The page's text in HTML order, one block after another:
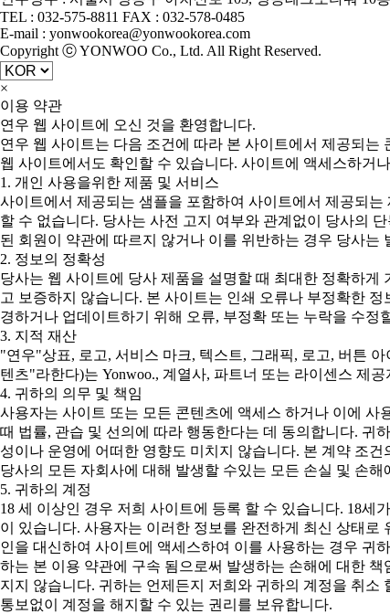
TEL : 032-575-8811 FAX : 032-578-0485
E-mail : yonwookorea@yonwookorea.com
Copyright ⓒ YONWOO Co., Ltd. All Right Reserved.
×
이용 약관
연우 웹 사이트에 오신 것을 환영합니다.
연우 웹 사이트는 다음 조건에 따라 본 사이트에서 제공되
웹 사이트에서도 확인할 수 있습니다. 사이트에 액세스하거
1. 개인 사용을위한 제품 및 서비스
사이트에서 제공되는 샘플을 포함하여 사이트에서 제공되
할 수 없습니다. 당사는 사전 고지 여부와 관계없이 당사의
된 회원이 약관에 따르지 않거나 이를 위반하는 경우 당사는
2. 정보의 정확성
당사는 웹 사이트에 당사 제품을 설명할 때 최대한 정확하
고 보증하지 않습니다. 본 사이트는 인쇄 오류나 부정확한
경하거나 업데이트하기 위해 오류, 부정확 또는 누락을 수정
3. 지적 재산
"연우"상표, 로고, 서비스 마크, 텍스트, 그래픽, 로고, 버튼
텐츠"라한다)는 Yonwoo., 계열사, 파트너 또는 라이센스 제
4. 귀하의 의무 및 책임
사용자는 사이트 또는 모든 콘텐츠에 액세스 하거나 이에
때 법률, 관습 및 선의에 따라 행동한다는 데 동의합니다. 귀
성이나 운영에 어떠한 영향도 미치지 않습니다. 본 계약 조
당사의 모든 자회사에 대해 발생할 수있는 모든 손실 및 손해
5. 귀하의 계정
18 세 이상인 경우 저희 사이트에 등록 할 수 있습니다. 18
이 있습니다. 사용자는 이러한 정보를 완전하게 최신 상태
인을 대신하여 사이트에 액세스하여 이를 사용하는 경우 귀
하는 본 이용 약관에 구속 됨으로써 발생하는 손해에 대한
지지 않습니다. 귀하는 언제든지 저희와 귀하의 계정을 취
통보없이 계정을 해지할 수 있는 권리를 보유합니다.